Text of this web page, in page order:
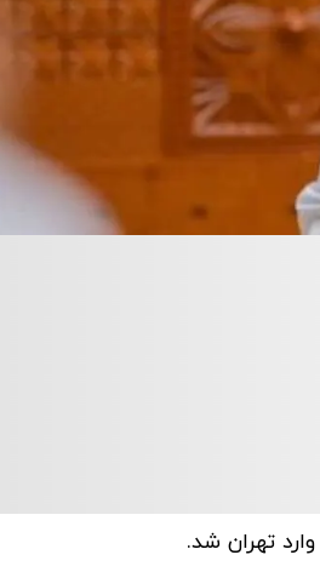
تهران شد.